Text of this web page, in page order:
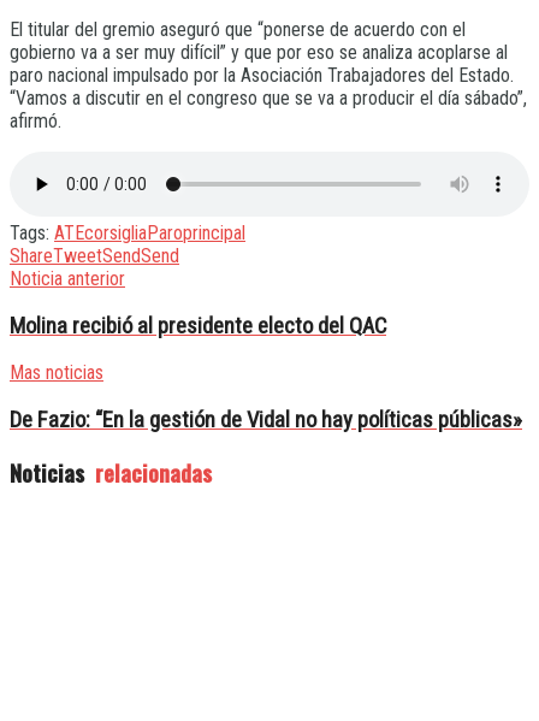
El titular del gremio aseguró que “ponerse de acuerdo con el
gobierno va a ser muy difícil” y que por eso se analiza acoplarse al
paro nacional impulsado por la Asociación Trabajadores del Estado.
“Vamos a discutir en el congreso que se va a producir el día sábado”,
afirmó.
Tags: ATEcorsigliaParoprincipal
ShareTweetSendSend
Noticia anterior
Molina recibió al presidente electo del QAC
Mas noticias
De Fazio: “En la gestión de Vidal no hay políticas públicas»
Noticias relacionadas